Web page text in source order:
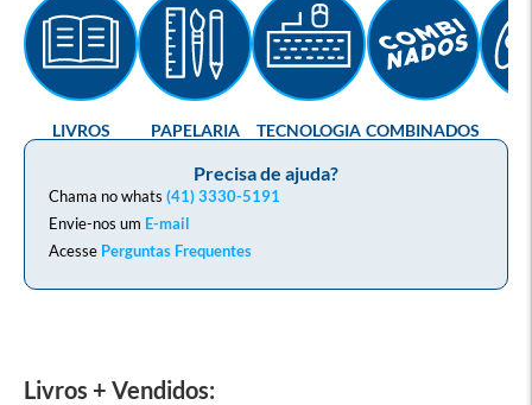
Precisa de ajuda?
Chama no whats (41) 3330-5191
Envie-nos um E-mail
Acesse Perguntas Frequentes
LIVROS PAPELARIA TECNOLOGIA COMBINADOS
Livros + Vendidos: